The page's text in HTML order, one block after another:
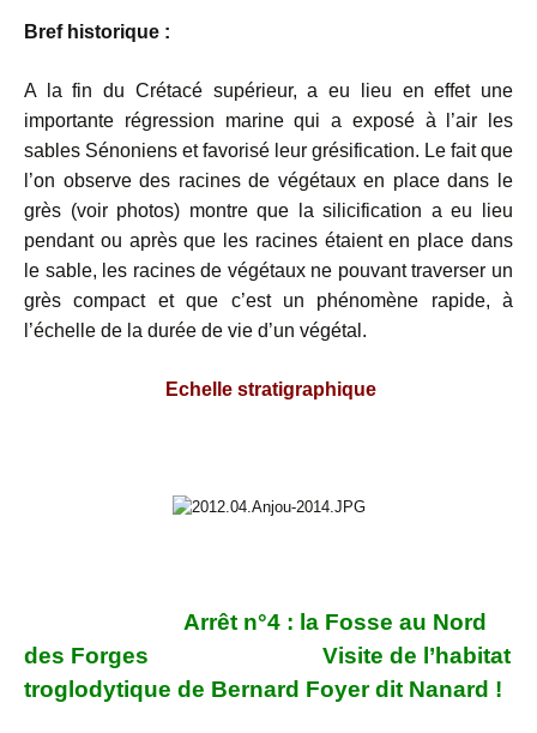
Bref historique :
A la fin du Crétacé supérieur, a eu lieu en effet une
importante régression marine qui a exposé à l’air les
sables Sénoniens et favorisé leur grésification. Le fait que
l’on observe des racines de végétaux en place dans le
grès (voir photos) montre que la silicification a eu lieu
pendant ou après que les racines étaient en place dans
le sable, les racines de végétaux ne pouvant traverser un
grès compact et que c’est un phénomène rapide, à
l’échelle de la durée de vie d’un végétal.
Echelle stratigraphique
Arrêt n°4 : la Fosse au Nord
des Forges Visite de l’habitat
troglodytique de Bernard Foyer dit Nanard !